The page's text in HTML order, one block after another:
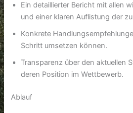
Ein detaillierter Bericht mit allen
und einer klaren Auflistung der
Konkrete
Schritt umsetzen können.
Transparenz über den aktuellen
deren Position im Wettbewerb.
Ablauf